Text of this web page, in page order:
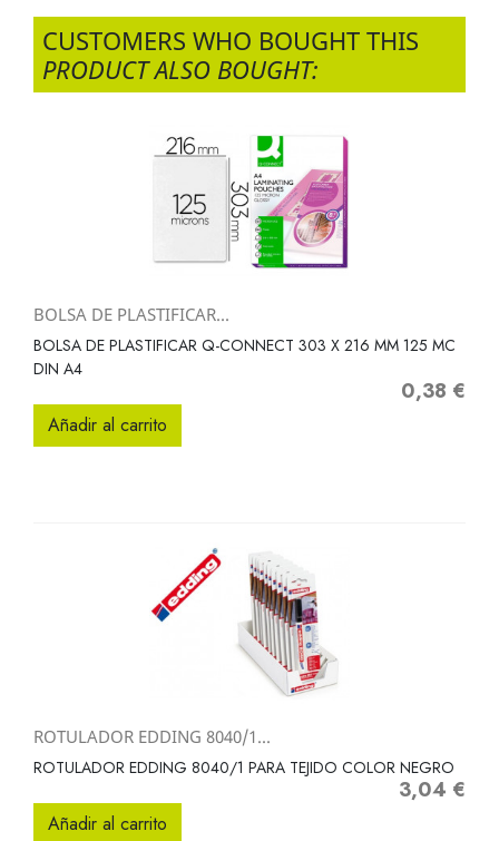
CUSTOMERS WHO BOUGHT THIS
PRODUCT ALSO BOUGHT:
BOLSA DE PLASTIFICAR...
BOLSA DE PLASTIFICAR Q-CONNECT 303 X 216 MM 125 MC
DIN A4
Precio
0,38 €
Añadir al carrito
ROTULADOR EDDING 8040/1...
ROTULADOR EDDING 8040/1 PARA TEJIDO COLOR NEGRO
Precio
3,04 €
Añadir al carrito